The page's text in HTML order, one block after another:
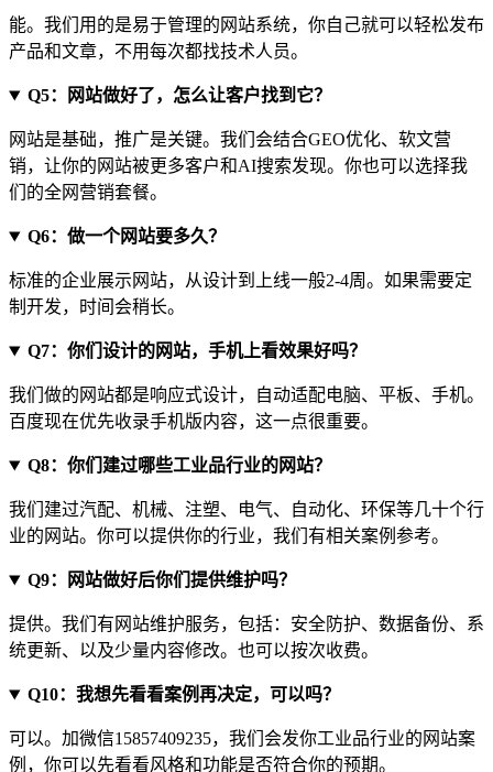
能。我们用的是易于管理的网站系统，你自己就可以轻松发布
产品和文章，不用每次都找技术人员。
Q5：网站做好了，怎么让客户找到它？
网站是基础，推广是关键。我们会结合GEO优化、软文营
销，让你的网站被更多客户和AI搜索发现。你也可以选择我
们的全网营销套餐。
Q6：做一个网站要多久？
标准的企业展示网站，从设计到上线一般2-4周。如果需要定
制开发，时间会稍长。
Q7：你们设计的网站，手机上看效果好吗？
我们做的网站都是响应式设计，自动适配电脑、平板、手机。
百度现在优先收录手机版内容，这一点很重要。
Q8：你们建过哪些工业品行业的网站？
我们建过汽配、机械、注塑、电气、自动化、环保等几十个行
业的网站。你可以提供你的行业，我们有相关案例参考。
Q9：网站做好后你们提供维护吗？
提供。我们有网站维护服务，包括：安全防护、数据备份、系
统更新、以及少量内容修改。也可以按次收费。
Q10：我想先看看案例再决定，可以吗？
可以。加微信15857409235，我们会发你工业品行业的网站案
例，你可以先看看风格和功能是否符合你的预期。